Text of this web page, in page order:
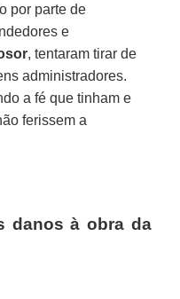
por parte de
e
, tentaram tirar de
administradores.
a fé que tinham e
ferissem a
danos à obra da